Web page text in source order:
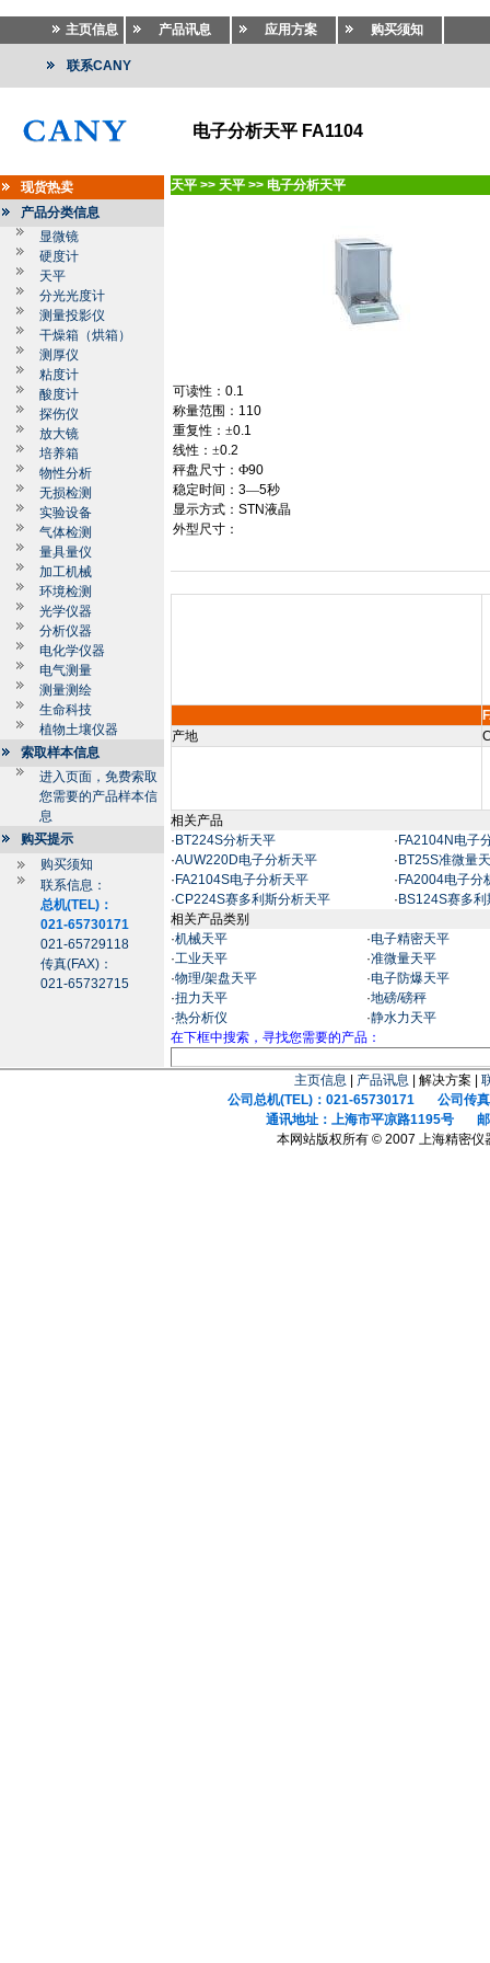
主页信息 产品讯息 应用方案 购买须知
联系CANY
电子分析天平 FA1104
现货热卖
产品分类信息
显微镜
硬度计
天平
分光光度计
测量投影仪
干燥箱（烘箱）
测厚仪
粘度计
酸度计
探伤仪
放大镜
培养箱
物性分析
无损检测
实验设备
气体检测
量具量仪
加工机械
环境检测
光学仪器
分析仪器
电化学仪器
电气测量
测量测绘
生命科技
植物土壤仪器
索取样本信息
进入页面，免费索取
您需要的产品样本信
息
购买提示
购买须知
联系信息：
总机(TEL)：
021-65730171
021-65729118
传真(FAX)：
021-65732715
天平 >> 天平 >> 电子分析天平
可读性： 0.1
称量范围： 110
重复性：±0.1
线性：±0.2
秤盘尺寸：Ф90
稳定时间： 3—5秒
显示方式： STN液晶
外型尺寸：
产地
相关产品
· BT224S分析天平 · FA2104N电子
·AUW220D电子分析天平 · BT25S准微量
· FA2104S电子分析天平 · FA2004电子分
·CP224S赛多利斯分析天平 · BS124S赛多
相关产品类别
·机械天平 ·电子精密天平
·工业天平 ·准微量天平
·物理/架盘天平 ·电子防爆天平
·扭力天平 ·地磅/磅秤
·热分析仪 ·静水力天平
在下框中搜索，寻找您需要的产品：
主页信息 产品讯息 | 解决方案 |
公司总机(TEL)：021-65730171 公司传真
通讯地址：上海市平凉路1195号 邮
本网站版权所有 © 2007 上海精密仪